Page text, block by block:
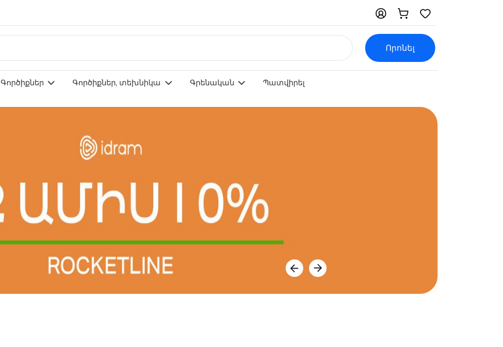
Որոնել
Գործիքներ Գործիքներ, տեխնիկա Գրենական Պատվիրել